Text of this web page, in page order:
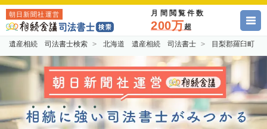
朝日新聞社運営 月間閲覧件数
200万超
遺産相続 司法書士検索 北海道 遺産相続 司法書士 目梨郡羅臼町